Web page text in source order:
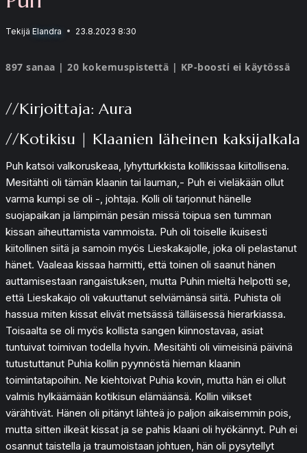
Tekijä Elandra 23.8.2023 8:30
897 sanaa | 20 kokemuspistettä | KP-boosti ei käytössä
//Kirjoittaja: Aura
//Kotikisu | Klaanien läheinen kaksijalkala
Puh katsoi valkoruskeaa, lyhytturkkista kollikissaa kiitollisena.
Mesitähti oli tämän klaanin tai lauman,- Puh ei vieläkään ollut
varma kumpi se oli -, johtaja. Kolli oli tarjonnut hänelle
suojapaikan ja lämpimän pesän missä toipua sen tumman
kissan aiheuttamista vammoista. Puh oli toiselle ikuisesti
kiitollinen siitä ja samoin myös Lieskakajolle, joka oli pelastanut
hänet. Vaaleaa kissaa harmitti, että toinen oli saanut hänen
auttamisestaan rangaistuksen, mutta Puhin mieltä helpotti se,
että Lieskakajo oli vakuuttanut selviämänsä siitä. Puhista oli
hassua miten kissat elivät metsässä tälläisessä hierarkiassa.
Toisaalta se oli myös kollista sangen kiinnostavaa, asiat
tuntuivat toimivan todella hyvin. Mesitähti oli viimeisinä päivinä
tutustuttanut Puhia kollin pyynnöstä hieman klaanin
toimintatapoihin. Ne kiehtoivat Puhia kovin, mutta hän ei ollut
valmis hylkäämään kotikisun elämäänsä. Kollin viikset
värähtivät. Hänen oli pitänyt lähteä jo paljon aikaisemmin pois,
mutta sitten ilkeät kissat ja se pahis klaani oli hyökännyt. Puh ei
osannut taistella ja traumoistaan johtuen, hän oli pysytellyt